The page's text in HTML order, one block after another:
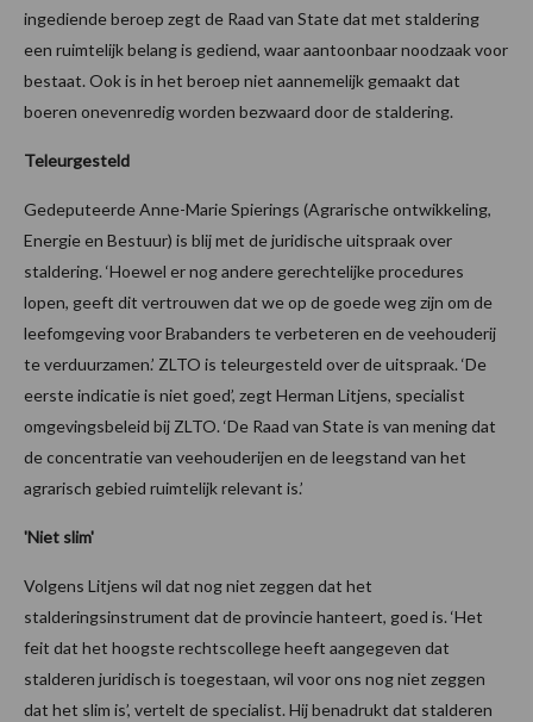
ingediende beroep zegt de Raad van State dat met staldering
een ruimtelijk belang is gediend, waar aantoonbaar noodzaak voor
bestaat. Ook is in het beroep niet aannemelijk gemaakt dat
boeren onevenredig worden bezwaard door de staldering.
Teleurgesteld
Gedeputeerde Anne-Marie Spierings (Agrarische ontwikkeling,
Energie en Bestuur) is blij met de juridische uitspraak over
staldering. ‘Hoewel er nog andere gerechtelijke procedures
lopen, geeft dit vertrouwen dat we op de goede weg zijn om de
leefomgeving voor Brabanders te verbeteren en de veehouderij
te verduurzamen.’ ZLTO is teleurgesteld over de uitspraak. ‘De
eerste indicatie is niet goed’, zegt Herman Litjens, specialist
omgevingsbeleid bij ZLTO. ‘De Raad van State is van mening dat
de concentratie van veehouderijen en de leegstand van het
agrarisch gebied ruimtelijk relevant is.’
'Niet slim'
Volgens Litjens wil dat nog niet zeggen dat het
stalderingsinstrument dat de provincie hanteert, goed is. ‘Het
feit dat het hoogste rechtscollege heeft aangegeven dat
stalderen juridisch is toegestaan, wil voor ons nog niet zeggen
dat het slim is’, vertelt de specialist. Hij benadrukt dat stalderen